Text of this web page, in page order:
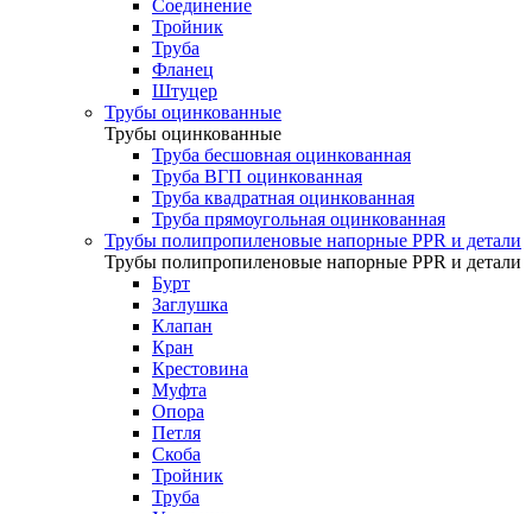
Соединение
Тройник
Труба
Фланец
Штуцер
Трубы оцинкованные
Трубы оцинкованные
Труба бесшовная оцинкованная
Труба ВГП оцинкованная
Труба квадратная оцинкованная
Труба прямоугольная оцинкованная
Трубы полипропиленовые напорные PPR и детали
Трубы полипропиленовые напорные PPR и детали
Бурт
Заглушка
Клапан
Кран
Крестовина
Муфта
Опора
Петля
Скоба
Тройник
Труба